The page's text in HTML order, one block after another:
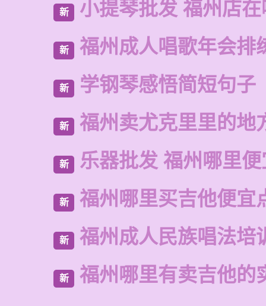
新 小提琴批发 福州店
新 福州成人唱歌年会排
新 学钢琴感悟简短句子
新 福州卖尤克里里的地
新 乐器批发 福州哪里
新 福州哪里买吉他便宜
新 福州成人民族唱法培
新 福州哪里有卖吉他的